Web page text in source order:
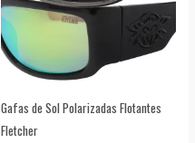
Gafas de Sol Polarizadas Flotantes
Fletcher